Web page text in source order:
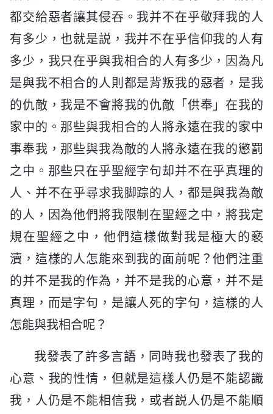
都交給惡者讓其侵吞。我并不在乎敬拜我的人
有多少，也就是説，我并不在乎信仰我的人有
多少，我只在乎與我相合的人有多少，因為凡
是與我不相合的人則都是背叛我的惡者，是我
的仇敵，我是不會將我的仇敵「供奉」在我的
家中的。那些與我相合的人將永遠在我的家中
事奉我，那些與我為敵的人將永遠在我的懲罰
之中。那些只在乎聖經字句却并不在乎真理的
人、并不在乎尋求我脚踪的人，都是與我為敵
的人，因為他們將我限制在聖經之中，將我定
規在聖經之中，他們這樣做對我是極大的褻
瀆，這樣的人怎能來到我的面前呢？他們注重
的并不是我的作為，并不是我的心意，并不是
真理，而是字句，是讓人死的字句，這樣的人
怎能與我相合呢？
我發表了許多言語，同時我也發表了我的
心意、我的性情，但就是這樣人仍是不能認識
我，人仍是不能相信我，或者説人仍是不能順